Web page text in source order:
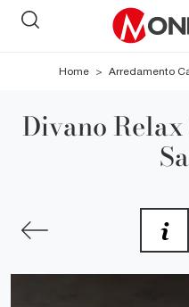
Home > Arredamento
Divano